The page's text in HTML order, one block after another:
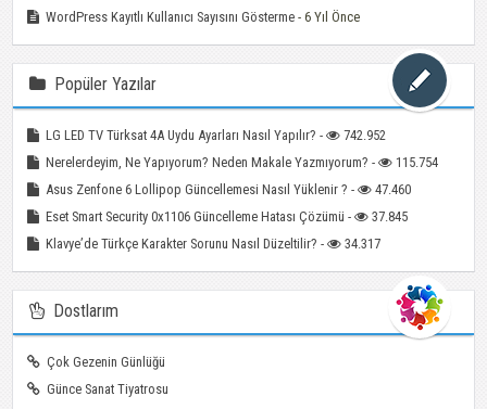
WordPress Kayıtlı Kullanıcı Sayısını Gösterme - 6 Yıl Önce
Popüler Yazılar
LG LED TV Türksat 4A Uydu Ayarları Nasıl Yapılır? -
742.952
Nerelerdeyim, Ne Yapıyorum? Neden Makale Yazmıyorum? -
115.754
Asus Zenfone 6 Lollipop Güncellemesi Nasıl Yüklenir ? -
47.460
Eset Smart Security 0x1106 Güncelleme Hatası Çözümü -
37.845
Klavye’de Türkçe Karakter Sorunu Nasıl Düzeltilir? -
34.317
Dostlarım
Çok Gezenin Günlüğü
Günce Sanat Tiyatrosu